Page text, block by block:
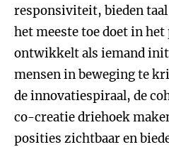
responsiviteit, bieden
het meeste toe doet in
ontwikkelt als iemand
mensen in beweging te
de innovatiespiraal, de
co-creatie driehoek
posities zichtbaar en